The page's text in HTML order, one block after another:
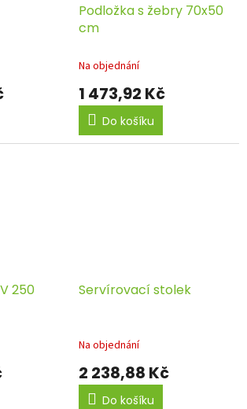
Podložka s žebry 70x50
cm
Na objednání
1 473,92 Kč
Do košíku
250 Servírovací stolek
Na objednání
2 238,88 Kč
Do košíku